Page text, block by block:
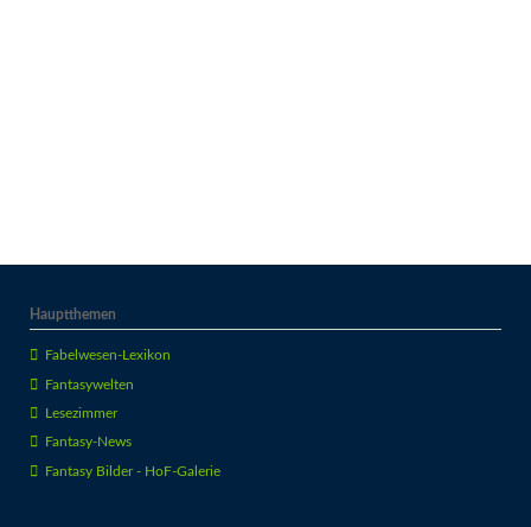
Hauptthemen
Fabelwesen-Lexikon
Fantasywelten
Lesezimmer
Fantasy-News
Fantasy Bilder - HoF-Galerie